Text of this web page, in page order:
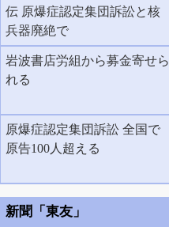
伝 原爆症認定集団訴訟と核
兵器廃絶で
岩波書店労組から募金寄せら
れる
原爆症認定集団訴訟 全国で
原告100人超える
新聞「東友」